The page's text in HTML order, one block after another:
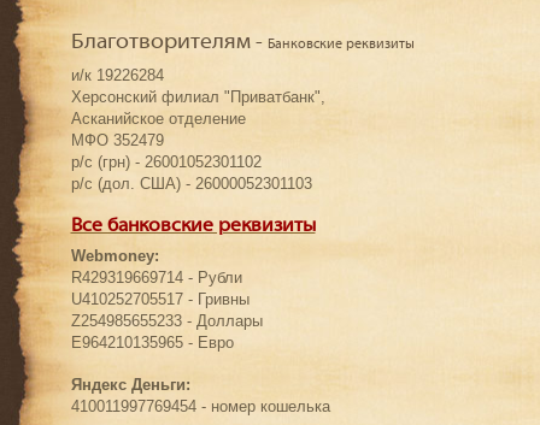
Благотворителям - Банковские реквизиты
и/к 19226284
Херсонский филиал "Приватбанк",
Асканийское отделение
МФО 352479
р/с (грн) - 26001052301102
р/с (дол. США) - 26000052301103
Все банковские реквизиты
Webmoney:
R429319669714 - Рубли
U410252705517 - Гривны
Z254985655233 - Доллары
E964210135965 - Евро
Яндекс Деньги:
410011997769454 - номер кошелька